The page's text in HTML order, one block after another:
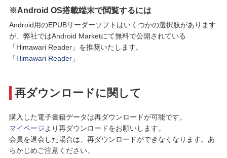
※Android OS搭載端末で閲覧するには
Android用のEPUBリーダーソフトはいくつかの選択肢があります
が、弊社ではAndroid Marketにて無料で公開されている
「Himawari Reader」を推奨いたします。
「Himawari Reader 」
再ダウンロードに関して
購入した電子書籍データは再ダウンロードが可能です。
マイページより再ダウンロードをお願いします。
会員を退会した場合は、再ダウンロードができなくなります。あ
らかじめご注意ください。